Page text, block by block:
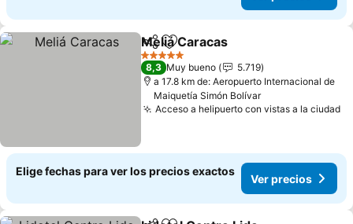
CompartirAgregar a favoritos
Meliá Caracas
5 Estrellas
8,3 Muy bueno
5.719
a 17.8 km de: Aeropuerto Internacional de
Maiquetía Simón Bolívar
Acceso a helipuerto con vistas a la ciudad
Elige fechas para ver los precios exactos
Ver precios